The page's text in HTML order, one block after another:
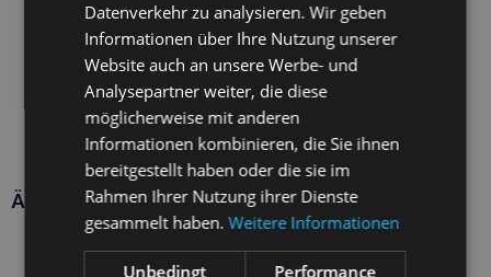
Ähnliche Produkte
Datenverkehr zu analysieren. Wir geben
Informationen über Ihre Nutzung unserer
Website auch an unsere Werbe- und
Analysepartner weiter, die diese
möglicherweise mit anderen
Informationen kombinieren, die Sie ihnen
bereitgestellt haben oder die sie im
Rahmen Ihrer Nutzung ihrer Dienste
gesammelt haben.Weitere Informationen
Unbedingt
Performance